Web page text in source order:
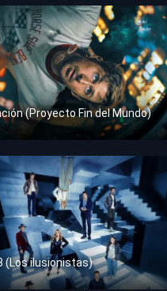
(Proyecto Fin del Mundo)
(Los ilusionistas)